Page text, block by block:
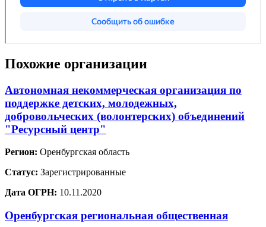
Похожие организации
Автономная некоммерческая организация по
поддержке детских, молодежных,
добровольческих (волонтерских) объединений
"Ресурсный центр"
Регион: Оренбургская область
Статус: Зарегистрированные
Дата ОГРН: 10.11.2020
Оренбургская региональная общественная